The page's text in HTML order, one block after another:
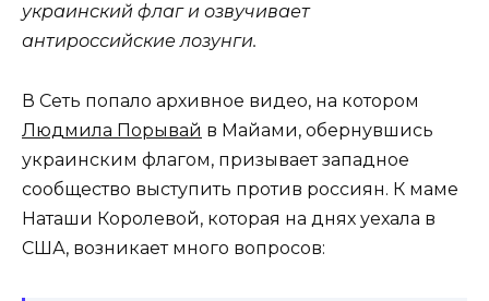
украинский флаг и озвучивает
антироссийские лозунги.
В Сеть попало архивное видео, на котором
Людмила Порывай в Майами, обернувшись
украинским флагом, призывает западное
сообщество выступить против россиян. К маме
Наташи Королевой, которая на днях уехала в
США, возникает много вопросов: